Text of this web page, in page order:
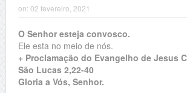
on: 02 fevereiro, 2021
O Senhor esteja convosco.
Ele esta no meio de nós.
+ Proclamação do Evangelho de Jesus
São Lucas 2,22-40
Gloria a Vós, Senhor.